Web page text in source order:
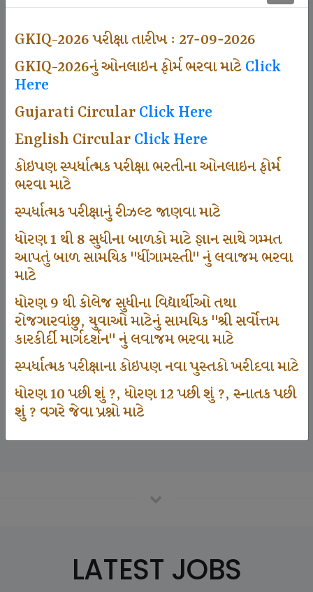
GKIQ-2026 પરીક્ષા તારીખ : 27-09-2026
GKIQ-2026નું ઓનલાઇન ફોર્મ ભરવા માટેClick
Here
Gujarati CircularClick Here
English CircularClick Here
કોઇપણ સ્પર્ધાત્મક પરીક્ષા ભરતીના ઓનલાઇન ફોર્મ
ભરવા માટે
સ્પર્ધાત્મક પરીક્ષાનું રીઝલ્ટ જાણવા માટે
ધોરણ 1 થી 8 સુધીના બાળકો માટે જ્ઞાન સાથે ગમ્મત
આપતું બાળ સામયિક "ધીંગામસ્તી" નું લવાજમ ભરવા
માટે
ધોરણ 9 થી કોલેજ સુધીના વિદ્યાર્થીઓ તથા
રોજગારવાંછુ, યુવાઓ માટેનું સામયિક "શ્રી સર્વોત્તમ
કારકીર્દી માર્ગદર્શન" નું લવાજમ ભરવા માટે
સ્પર્ધાત્મક પરીક્ષાના કોઇપણ નવા પુસ્તકો ખરીદવા માટે
ધોરણ 10 પછી શું ?, ધોરણ 12 પછી શું ?, સ્નાતક પછી
શું ? વગરે જેવા પ્રશ્નો માટે
500
Dhingamasti Subscription
671
1000
Participate School In GKIQ
125000
LATEST JOBS